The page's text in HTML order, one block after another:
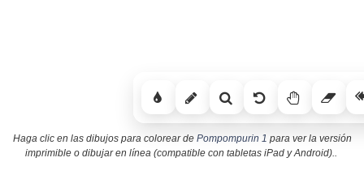
Haga clic en las dibujos para colorear de Pompompurin 1 para ver la versión
imprimible o dibujar en línea (compatible con tabletas iPad y Android)..